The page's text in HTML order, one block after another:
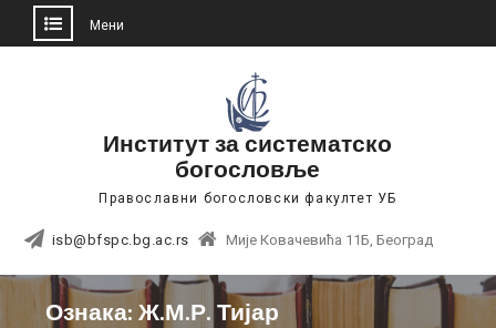
Мени
Институт за систематско
богословље
Православни богословски факултет УБ
isb@bfspc.bg.ac.rs Мије Ковачевића 11Б, Београд
Ознака:Ж.М.Р. Тијар